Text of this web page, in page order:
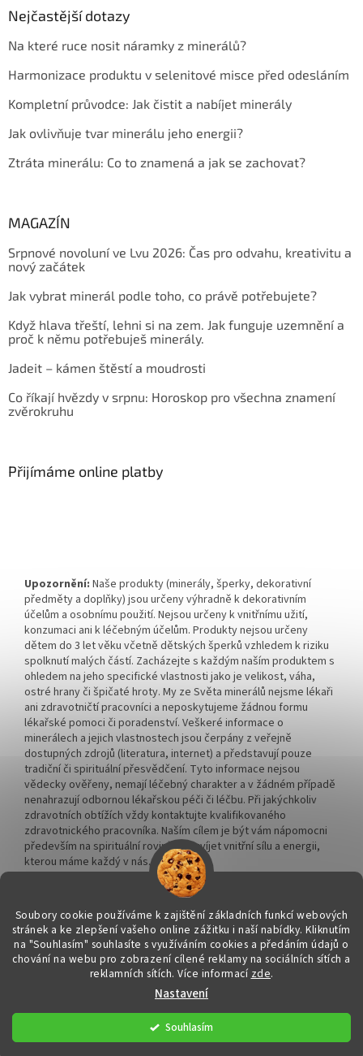
Soubory cookie používáme k zajištění základních funkcí webových
stránek a ke zlepšení vašeho online zážitku i naší nabídky. Kliknutím
na "Souhlasím" souhlasíte s využíváním cookies a předáním údajů o
chování na webu pro zobrazení cílené reklamy na sociálních sítích a
reklamních sítích. Více informací zde.
Nastavení
Souhlasím
Nejčastější dotazy
Na které ruce nosit náramky z minerálů?
Harmonizace produktu v selenitové misce před odesláním
Kompletní průvodce: Jak čistit a nabíjet minerály
Jak ovlivňuje tvar minerálu jeho energii?
Ztráta minerálu: Co to znamená a jak se zachovat?
MAGAZÍN
Srpnové novoluní ve Lvu 2026: Čas pro odvahu, kreativitu a
nový začátek
Jak vybrat minerál podle toho, co právě potřebujete?
Když hlava třeští, lehni si na zem. Jak funguje uzemnění a
proč k němu potřebuješ minerály.
Jadeit – kámen štěstí a moudrosti
Co říkají hvězdy v srpnu: Horoskop pro všechna znamení
zvěrokruhu
Přijímáme online platby
Upozornění: Naše produkty (minerály, šperky, dekorativní
předměty a doplňky) jsou určeny výhradně k dekorativním
účelům a osobnímu použití. Nejsou určeny k vnitřnímu užití,
konzumaci ani k léčebným účelům. Produkty nejsou určeny
dětem do 3 let věku včetně dětských šperků vzhledem k riziku
spolknutí malých částí. Zacházejte s každým naším produktem s
ohledem na jeho specifické vlastnosti jako je velikost, váha,
ostré hrany či špičaté hroty. My ze Světa minerálů nejsme lékaři
ani zdravotničtí pracovníci a neposkytujeme žádnou formu
lékařské pomoci či poradenství. Veškeré informace o
minerálech a jejich vlastnostech jsou čerpány z veřejně
dostupných zdrojů (literatura, internet) a představují pouze
tradiční či spirituální přesvědčení. Tyto informace nejsou
vědecky ověřeny, nemají léčebný charakter a v žádném případě
nenahrazují odbornou lékařskou péči či léčbu. Při jakýchkoliv
zdravotních obtížích vždy kontaktujte kvalifikovaného
zdravotnického pracovníka. Naším cílem je být vám nápomocni
především na spirituální rovině a rozvíjet vnitřní sílu a energii,
kterou máme každý v nás.
Vytvořil Shoptet
nastavení cookies